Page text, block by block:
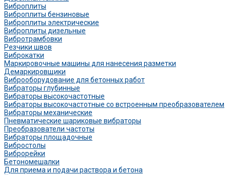
Виброплиты
Виброплиты бензиновые
Виброплиты электрические
Виброплиты дизельные
Вибротрамбовки
Резчики швов
Виброкатки
Маркировочные машины для нанесения разметки
Демаркировщики
Виброоборудование для бетонных работ
Вибраторы глубинные
Вибраторы высокочастотные
Вибраторы высокочастотные со встроенным преобразователем
Вибраторы механические
Пневматические шариковые вибраторы
Преобразователи частоты
Вибраторы площадочные
Вибростолы
Виброрейки
Бетономешалки
Для приема и подачи раствора и бетона